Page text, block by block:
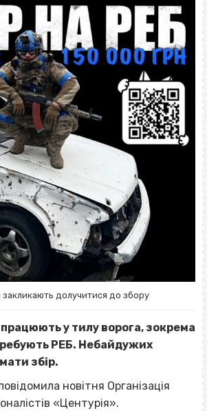
закликають долучитися до збору
у тилу ворога, зокрема
РЕБ. Небайдужих
збір.
новітня Організація
«Центурія».